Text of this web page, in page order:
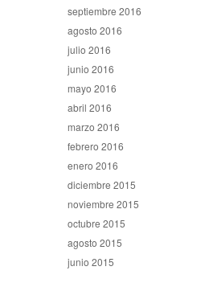
septiembre 2016
agosto 2016
julio 2016
junio 2016
mayo 2016
abril 2016
marzo 2016
febrero 2016
enero 2016
diciembre 2015
noviembre 2015
octubre 2015
agosto 2015
junio 2015